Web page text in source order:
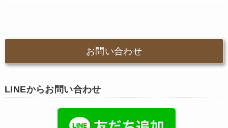
お問い合わせ
LINEからお問い合わせ